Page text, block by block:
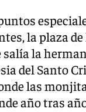
la plaza
salía la
del Santo
las
año tras